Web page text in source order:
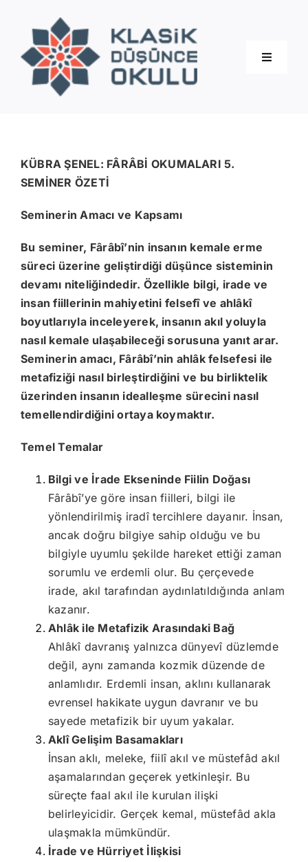
content
Toggle
Eğitimler
İletişim
KÜBRA ŞENEL: FÂRÂBİ OKUMALARI 5.
SEMİNER ÖZETİ
Seminerin Amacı ve Kapsamı
Bu seminer, Fârâbî’nin insanın kemale erme
süreci üzerine geliştirdiği düşünce sisteminin
devamı niteliğindedir. Özellikle bilgi, irade ve
insan fiillerinin mahiyetini felsefî ve ahlâkî
boyutlarıyla inceleyerek, insanın akıl yoluyla
nasıl kemale ulaşabileceği sorusuna yanıt arar.
Seminerin amacı, Fârâbî’nin ahlâk felsefesi ile
metafiziği nasıl birleştirdiğini ve bu birliktelik
üzerinden insanın idealleşme sürecini nasıl
temellendirdiğini ortaya koymaktır.
Temel Temalar
Bilgi ve İrade Ekseninde Fiilin Doğası
Fârâbî’ye göre insan fiilleri, bilgi ile
yönlendirilmiş iradî tercihlere dayanır. İnsan,
ancak doğru bilgiye sahip olduğu ve bu
bilgiyle uyumlu şekilde hareket ettiği zaman
sorumlu ve erdemli olur. Bu çerçevede
irade, akıl tarafından aydınlatıldığında anlam
kazanır.
Ahlâk ile Metafizik Arasındaki Bağ
Ahlâkî davranış yalnızca dünyevî düzlemde
değil, aynı zamanda kozmik düzende de
anlamlıdır. Erdemli insan, aklını kullanarak
evrensel hakikate uygun davranır ve bu
sayede metafizik bir uyum yakalar.
Aklî Gelişim Basamakları
İnsan aklı, meleke, fiilî akıl ve müstefâd akıl
aşamalarından geçerek yetkinleşir. Bu
süreçte faal akıl ile kurulan ilişki
belirleyicidir. Gerçek kemal, müstefâd akla
ulaşmakla mümkündür.
İrade ve Hürriyet İlişkisi